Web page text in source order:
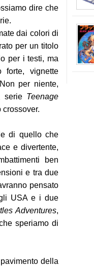
dire che
dai colori di
per un titolo
per i testi, ma
forte, vignette
per niente,
serie Teenage
di quello che
e divertente,
ben
e tra due
pensato
USA e i due
Adventures,
speriamo di
della